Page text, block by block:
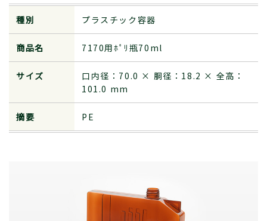
種別 プラスチック容器
商品名 7170用ﾎﾟﾘ瓶70ml
サイズ
口内径：70.0 × 胴径：18.2 × 全高：
101.0 mm
摘要 PE